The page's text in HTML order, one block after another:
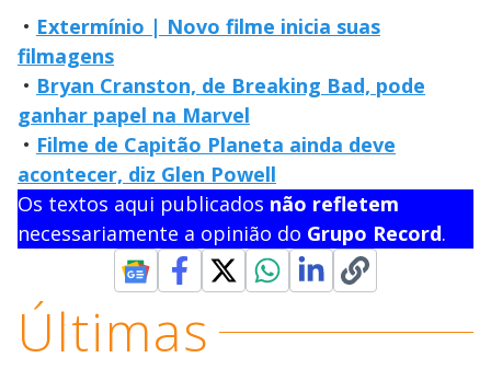
• Extermínio | Novo filme inicia suas
filmagens
• Bryan Cranston, de Breaking Bad, pode
ganhar papel na Marvel
• Filme de Capitão Planeta ainda deve
acontecer, diz Glen Powell
Os textos aqui publicados não refletem
necessariamente a opinião do Grupo Record.
Últimas